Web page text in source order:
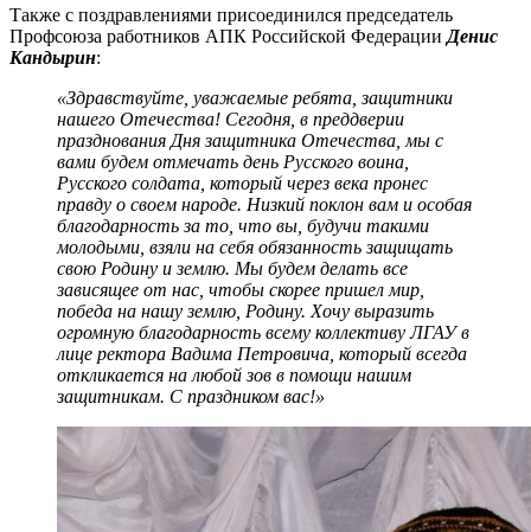
Также с поздравлениями присоединился председатель
Профсоюза работников АПК Российской Федерации Денис
Кандырин:
«Здравствуйте, уважаемые ребята, защитники
нашего Отечества! Сегодня, в преддверии
празднования Дня защитника Отечества, мы с
вами будем отмечать день Русского воина,
Русского солдата, который через века пронес
правду о своем народе. Низкий поклон вам и особая
благодарность за то, что вы, будучи такими
молодыми, взяли на себя обязанность защищать
свою Родину и землю. Мы будем делать все
зависящее от нас, чтобы скорее пришел мир,
победа на нашу землю, Родину. Хочу выразить
огромную благодарность всему коллективу ЛГАУ в
лице ректора Вадима Петровича, который всегда
откликается на любой зов в помощи нашим
защитникам. С праздником вас!»